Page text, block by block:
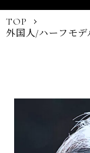
TOP
外国人/ハーフモデ